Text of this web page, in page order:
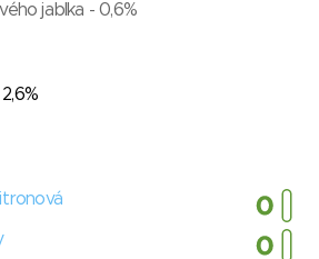
jablka - 0,6%